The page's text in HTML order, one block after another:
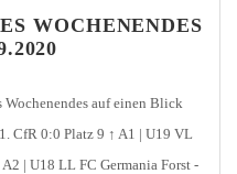
WOCHENENDES
Wochenendes auf einen Blick
CfR 0:0 Platz 9 ↑ A1 | U19 VL
| U18 LL FC Germania Forst -